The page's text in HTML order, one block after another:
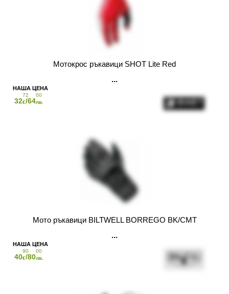
Мотокрос ръкавици SHOT Lite Red
32
72
€/64
00
лв.
Мото ръкавици BILTWELL BORREGO BK/CMT
40
90
€/80
00
лв.